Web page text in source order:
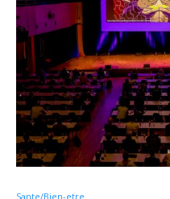
Sante/Bien-etre